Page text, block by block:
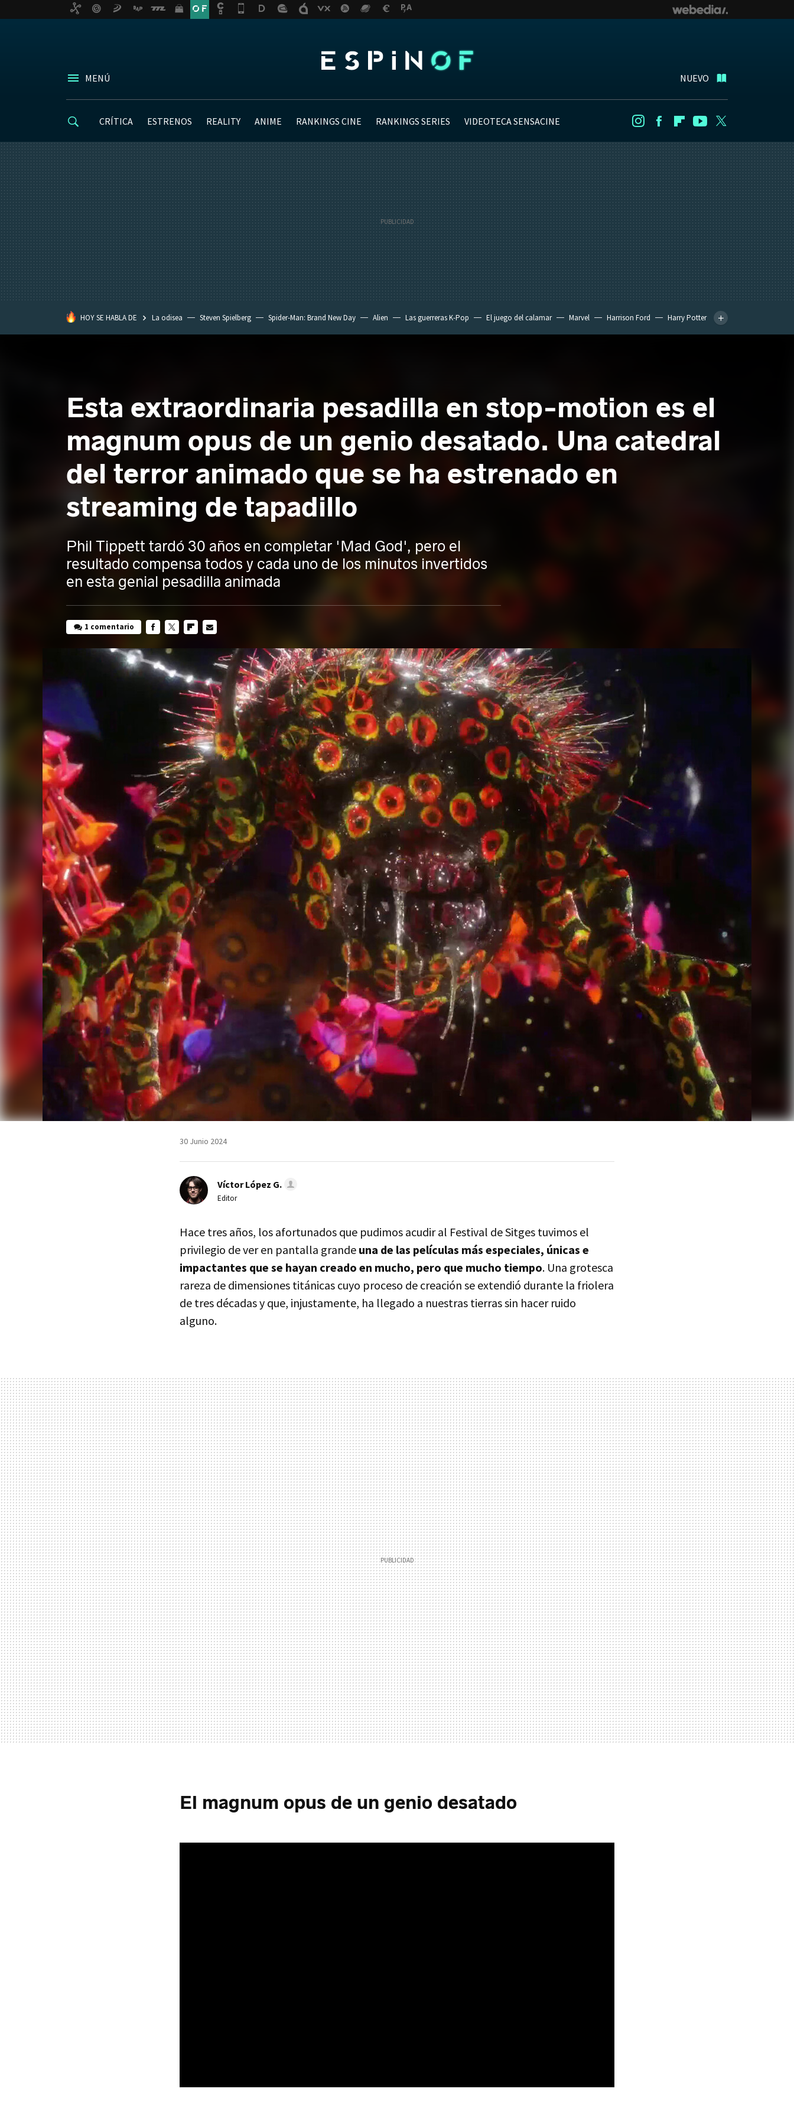
MENÚ NUEVO
CRÍTICA ESTRENOS REALITY ANIME RANKINGS CINE RANKINGS SERIES VIDEOTECA SENSACINE InstagramFacebookFlipboard
Youtube
HOY SE HABLA DE La odisea Steven Spielberg Spider-Man: Brand New Day Alien Las guerreras K-Pop El juego del calamar Marvel Harrison Ford
Harry Potter
Esta extraordinaria pesadilla en stop-motion es el
magnum opus de un genio desatado. Una catedral
del terror animado que se ha estrenado en
streaming de tapadillo
Phil Tippett tardó 30 años en completar 'Mad God', pero el
resultado compensa todos y cada uno de los minutos invertidos
en esta genial pesadilla animada
1 comentario
30 Junio 2024
Víctor López G.
Editor
Hace tres años, los afortunados que pudimos acudir al Festival de Sitges tuvimos el
privilegio de ver en pantalla grande una de las películas más especiales, únicas e
impactantes que se hayan creado en mucho, pero que mucho tiempo. Una grotesca
rareza de dimensiones titánicas cuyo proceso de creación se extendió durante la friolera
de tres décadas y que, injustamente, ha llegado a nuestras tierras sin hacer ruido
alguno.
El magnum opus de un genio desatado